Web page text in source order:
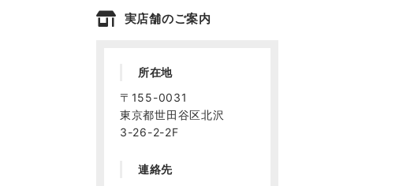
実店舗のご案内
所在地
〒155-0031
東京都世田谷区北沢
3-26-2-2F
連絡先